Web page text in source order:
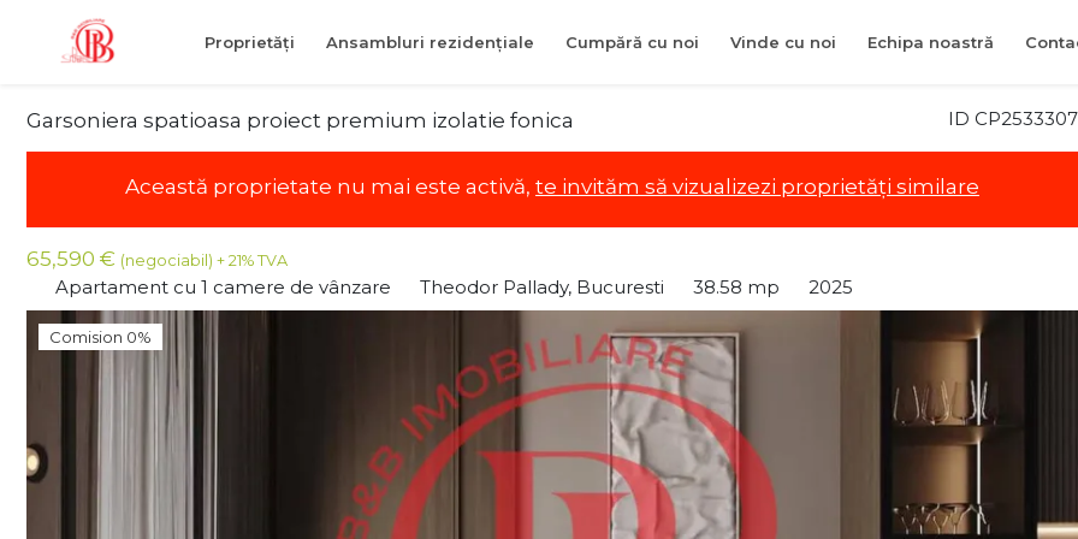
Proprietăți Ansambluri rezidențiale Cumpără cu noi Vinde cu noi Echipa noastră
ID CP2533307
Garsoniera spatioasa proiect premium izolatie fonica
Această proprietate nu mai este activă, te invităm să vizualizezi proprietăți similare
65,590 € (negociabil) + 21% TVA
Apartament cu 1 camere de vânzare Theodor Pallady, Bucuresti 38.58 mp 2025
Comision 0%